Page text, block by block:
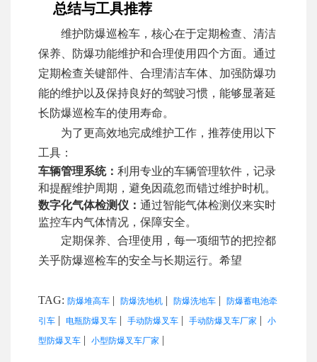
总结与工具推荐
维护防爆巡检车，核心在于定期检查、清洁
保养、防爆功能维护和合理使用四个方面。通过
定期检查关键部件、合理清洁车体、加强防爆功
能的维护以及保持良好的驾驶习惯，能够显著延
长防爆巡检车的使用寿命。
为了更高效地完成维护工作，推荐使用以下
工具：
车辆管理系统： 利用专业的车辆管理软件，记录
和提醒维护周期，避免因疏忽而错过维护时机。
数字化气体检测仪： 通过智能气体检测仪来实时
监控车内气体情况，保障安全。
定期保养、合理使用，每一项细节的把控都
关乎防爆巡检车的安全与长期运行。希望
TAG: 防爆堆高车| 防爆洗地机| 防爆洗地车|
防爆蓄电池牵
引车| 电瓶防爆叉车| 手动防爆叉车| 手动防爆叉车厂家 |
小
型防爆叉车| 小型防爆叉车厂家 |